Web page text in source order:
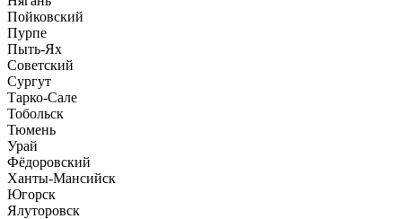
Пойковский
Пурпе
Пыть-Ях
Советский
Сургут
Тарко-Сале
Тобольск
Тюмень
Урай
Фёдоровский
Ханты-Мансийск
Югорск
Ялуторовск